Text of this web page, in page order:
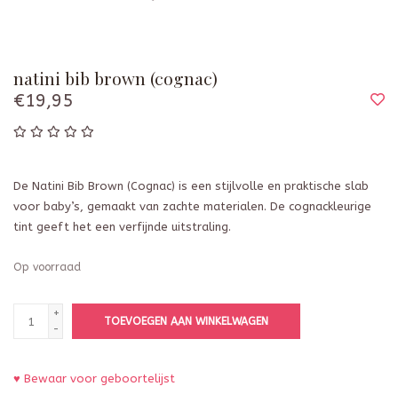
natini bib brown (cognac)
€19,95
De Natini Bib Brown (Cognac) is een stijlvolle en praktische slab
voor baby’s, gemaakt van zachte materialen. De cognackleurige
tint geeft het een verfijnde uitstraling.
Op voorraad
+
-
TOEVOEGEN AAN WINKELWAGEN
♥ Bewaar voor geboortelijst